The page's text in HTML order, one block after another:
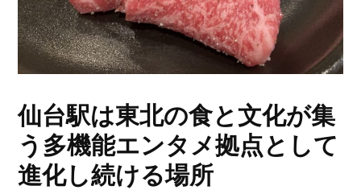
仙台駅は東北の食と文化が集
う多機能エンタメ拠点として
進化し続ける場所